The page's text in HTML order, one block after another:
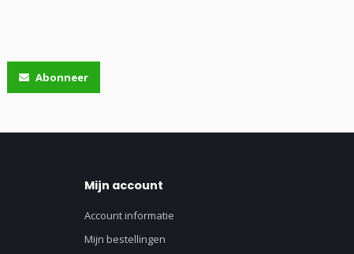
Abonneer
Mijn account
Account informatie
Mijn bestellingen